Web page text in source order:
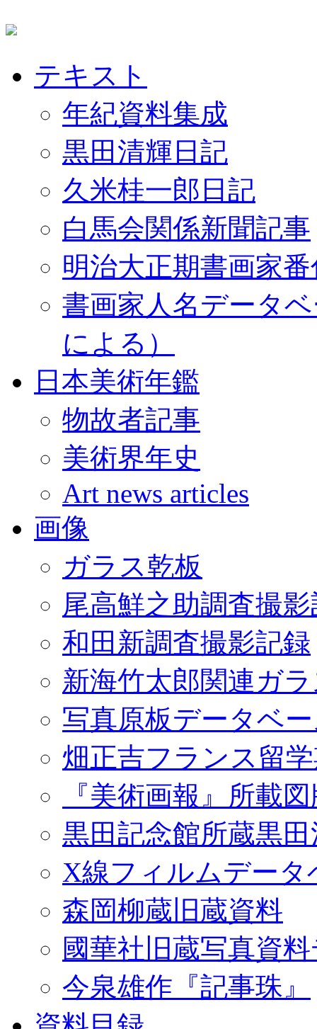
テキスト
年紀資料集成
黒田清輝日記
久米桂一郎日記
白馬会関係新聞記事
明治大正期書画家
書画家人名データ
による）
日本美術年鑑
物故者記事
美術界年史
Art news articles
画像
ガラス乾板
尾高鮮之助調査撮
和田新調査撮影記録
新海竹太郎関連ガ
写真原板データベ
畑正吉フランス留
『美術画報』所載
黒田記念館所蔵黒
X線フィルムデータ
森岡柳蔵旧蔵資料
國華社旧蔵写真資
今泉雄作『記事珠』